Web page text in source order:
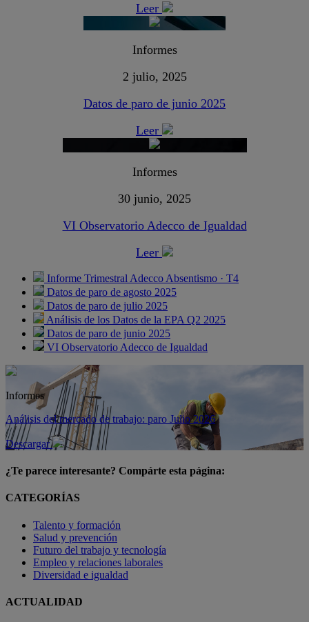
Leer
Informes
2 julio, 2025
Datos de paro de junio 2025
Leer
Informes
30 junio, 2025
VI Observatorio Adecco de Igualdad
Leer
Informe Trimestral Adecco Absentismo · T4
Datos de paro de agosto 2025
Datos de paro de julio 2025
Análisis de los Datos de la EPA Q2 2025
Datos de paro de junio 2025
VI Observatorio Adecco de Igualdad
Informes
Análisis del mercado de trabajo: paro Julio 2026
Descargar
¿Te parece interesante? Compárte esta página:
CATEGORÍAS
Talento y formación
Salud y prevención
Futuro del trabajo y tecnología
Empleo y relaciones laborales
Diversidad e igualdad
ACTUALIDAD